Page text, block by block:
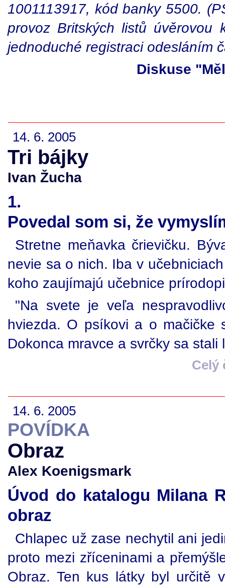
1001113917, kód banky 5500.
provoz Britských listů
jednoduché registraci odesláním
Diskuse
14. 6. 2005
Tri bájky
Ivan Žucha
1.
Povedal som si, že
Stretne meňavka črievičku.
nevie sa o nich. Iba v
koho zaujímajú učebnice
"Na svete je veľa
hviezda. O psíkovi a o mačičke
Dokonca mravce a svrčky sa stali
Celý
14. 6. 2005
POVÍDKA
Obraz
Alex Koenigsmark
Úvod do katalogu Milana
obraz
Chlapec už zase nechytil ani
proto mezi zříceninami a
Obraz. Ten kus látky byl určitě